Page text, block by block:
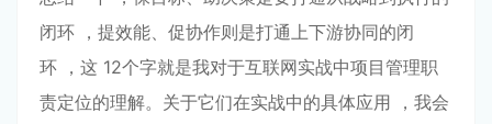
闭环 ，提效能、促协作则是打通上下游协同的闭
环 ，这 12个字就是我对于互联⽹实战中项⽬管理职
责定位的理解。关于它们在实战中的具体应⽤ ，我会